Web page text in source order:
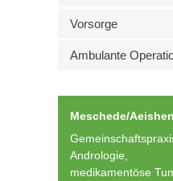
Vorsorge
Ambulante
Meschede/
Andrologie,
medikamentöse